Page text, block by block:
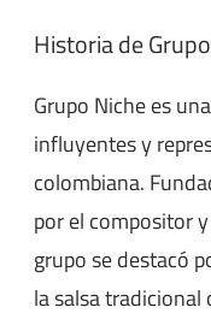
Historia de
Grupo Niche es
influyentes y
colombiana.
por el compositor
grupo se destacó
la salsa